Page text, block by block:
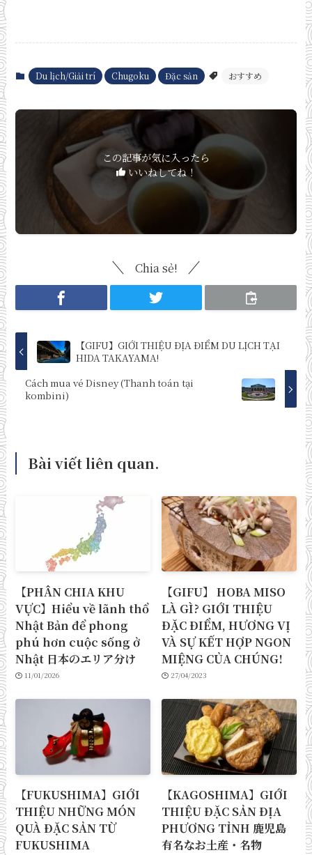
Du lịch/Giải trí Chugoku Đặc sản おすすめ
この記事が気に入ったら
いいねしてね！
Chia sẻ!
【GIFU】GIỚI THIỆU ĐỊA ĐIỂM DU LỊCH TẠI
HIDA TAKAYAMA!
Cách mua vé Disney (Thanh toán tại
kombini)
Bài viết liên quan.
【PHÂN CHIA KHU
VỰC】Hiểu về lãnh thổ
Nhật Bản để phong
phú hơn cuộc sống ở
Nhật 日本のエリア分け
11/01/2026
【GIFU】 HOBA MISO
LÀ GÌ? GIỚI THIỆU
ĐẶC ĐIỂM, HƯƠNG VỊ
VÀ SỰ KẾT HỢP NGON
MIỆNG CỦA CHÚNG!
27/04/2023
【FUKUSHIMA】GIỚI
THIỆU NHỮNG MÓN
QUÀ ĐẶC SẢN TỪ
FUKUSHIMA
【KAGOSHIMA】GIỚI
THIỆU ĐẶC SẢN ĐỊA
PHƯƠNG TỈNH 鹿児島
有名なお土産・名物